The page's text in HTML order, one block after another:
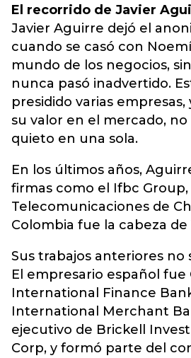
El recorrido de Javier
Javier Aguirre dejó el
cuando se casó con Noemí
mundo de los negocios,
nunca pasó inadvertido.
presidido varias
su valor en el mercado,
quieto en una sola.
En los últimos años,
firmas como el Ifbc
Telecomunicaciones de
Colombia fue la cabeza de
Sus trabajos anteriores no
El empresario español fue
International Finance
International Merchant
ejecutivo de Brickell
Corp, y formó parte del